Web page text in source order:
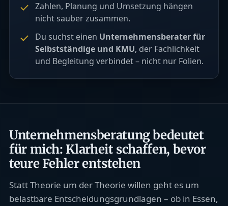
Zahlen, Planung und Umsetzung hängen
nicht sauber zusammen.
Du suchst einen Unternehmensberater für
Selbstständige und KMU, der Fachlichkeit
und Begleitung verbindet – nicht nur Folien.
Unternehmensberatung bedeutet
für mich: Klarheit schaffen, bevor
teure Fehler entstehen
Statt Theorie um der Theorie willen geht es um
belastbare Entscheidungsgrundlagen – ob in Essen,